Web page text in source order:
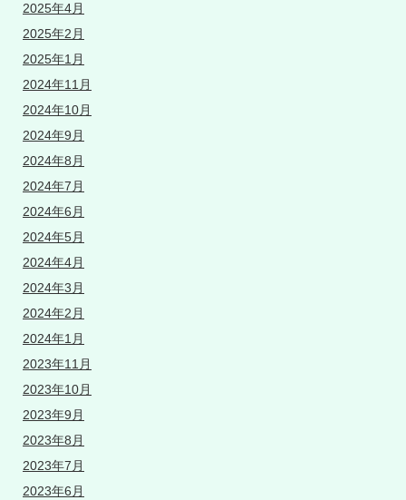
2025年4月
2025年2月
2025年1月
2024年11月
2024年10月
2024年9月
2024年8月
2024年7月
2024年6月
2024年5月
2024年4月
2024年3月
2024年2月
2024年1月
2023年11月
2023年10月
2023年9月
2023年8月
2023年7月
2023年6月